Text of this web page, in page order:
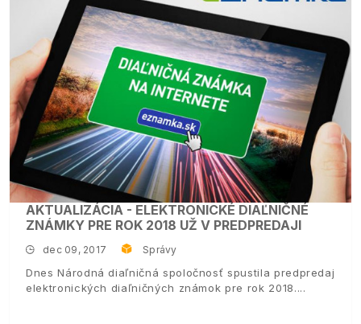
AKTUALIZÁCIA - ELEKTRONICKÉ DIAĽNIČNÉ
ZNÁMKY PRE ROK 2018 UŽ V PREDPREDAJI
dec 09, 2017 Správy
Dnes Národná diaľničná spoločnosť spustila predpredaj
elektronických diaľničných známok pre rok 2018.